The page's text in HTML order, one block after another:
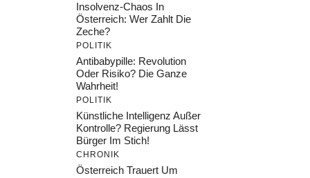
Insolvenz-Chaos In
Österreich: Wer Zahlt Die
Zeche?
POLITIK
Antibabypille: Revolution
Oder Risiko? Die Ganze
Wahrheit!
POLITIK
Künstliche Intelligenz Außer
Kontrolle? Regierung Lässt
Bürger Im Stich!
CHRONIK
Österreich Trauert Um